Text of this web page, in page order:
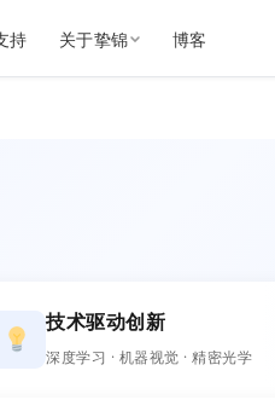
持 关于挚锦 博客
技术驱动创新
深度学习 · 机器视觉 · 精密光学